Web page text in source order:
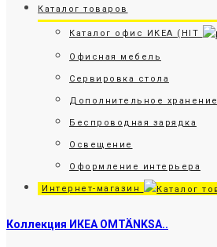
Каталог товаров
Каталог офис ИКЕА (HIT
Офисная мебель
Сервировка стола
Дополнительное хранение
Беспроводная зарядка
Освещение
Оформление интерьера
Интернет-магазин
Коллекция ИКЕА OMTÄNKSA..